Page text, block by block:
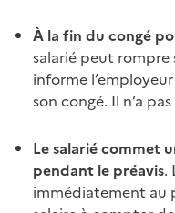
À la fin du congé
salarié peut
informe
son congé. Il n’a
Le salarié commet
pendant le préavis.
immédiatement au